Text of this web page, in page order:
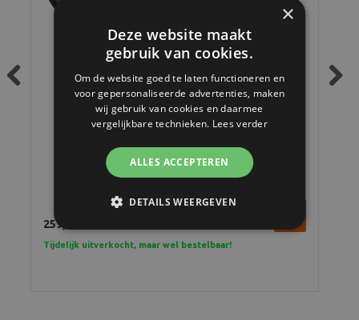
Hasselblad Filter UV 86mm
259,-
Tijdelijk uitverkocht, maar wel bestelbaar!
×
Deze website maakt
gebruik van cookies.
Om de website goed te laten functioneren en
voor gepersonaliseerde advertenties, maken
wij gebruik van cookies en daarmee
vergelijkbare technieken. Lees verder
ALLES ACCEPTEREN
DETAILS WEERGEVEN